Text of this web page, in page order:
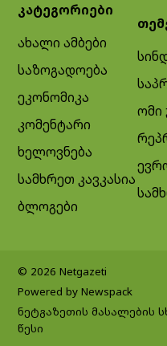
კატეგორიები
ახალი ამბები
საზოგადოება
ეკონომიკა
კომენტარი
ხელოვნება
სამხრეთ კავკასია
ბლოგები
ომი
© 2026 Netgazeti
Powered by Newspack
ნეტგაზეთის მასალების
წესი